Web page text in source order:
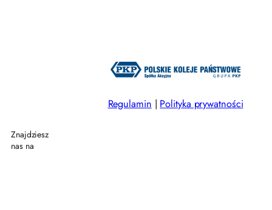
FUNDACJA „PAROWOZOWNIA
Regulamin | Polityka prywatności
Znajdziesz
nas na